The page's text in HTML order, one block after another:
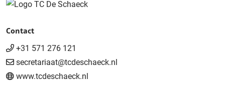
Contact
+31 571 276 121
secretariaat@tcdeschaeck.nl
www.tcdeschaeck.nl